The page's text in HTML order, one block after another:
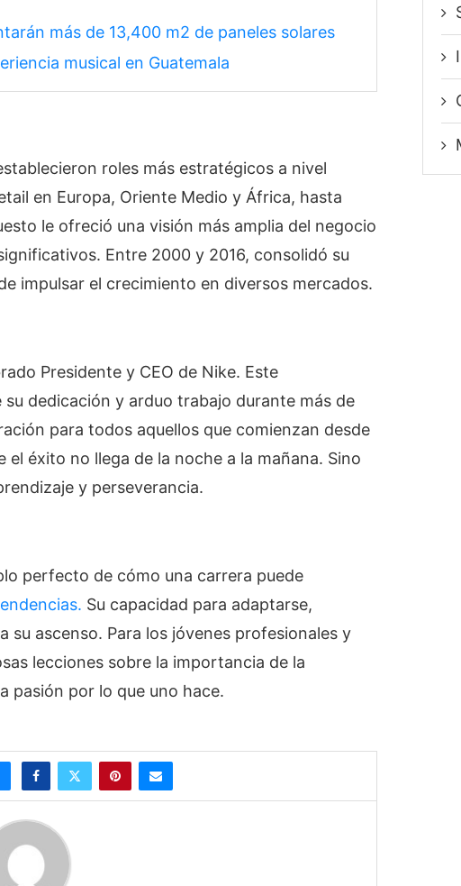
más de 13,400 m2 de paneles solares
musical en Guatemala
roles más estratégicos a nivel
en Europa, Oriente Medio y África, hasta
le ofreció una visión más amplia del negocio
Entre 2000 y 2016, consolidó su
impulsar el crecimiento en diversos mercados.
Presidente y CEO de Nike. Este
dedicación y arduo trabajo durante más de
para todos aquellos que comienzan desde
éxito no llega de la noche a la mañana. Sino
y perseverancia.
perfecto de cómo una carrera puede
Su capacidad para adaptarse,
ascenso. Para los jóvenes profesionales y
lecciones sobre la importancia de la
pasión por lo que uno hace.